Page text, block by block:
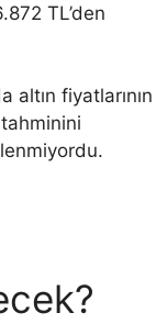
TL’den
altın fiyatlarının